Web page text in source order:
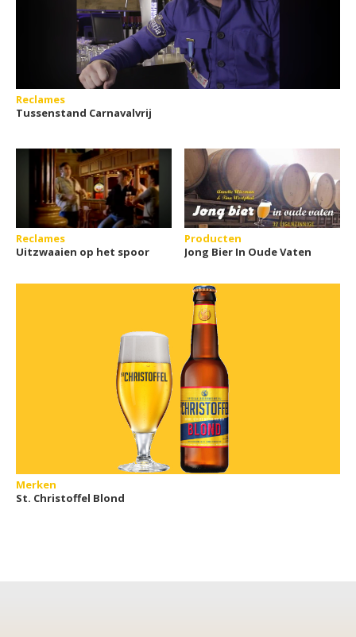
Reclames
Tussenstand Carnavalvrij
Reclames
Uitzwaaien op het spoor
Producten
Jong Bier In Oude Vaten
Merken
St. Christoffel Blond